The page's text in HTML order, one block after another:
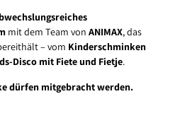
mit dem Team von ANIMAX, das
– vom Kinderschminken
Disco mit Fiete und Fietje.
dürfen mitgebracht werden.